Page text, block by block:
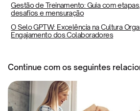
Gestão de Treinamento: Guia com
desafios e mensuração
O Selo GPTW: Excelência na Cultura
Engajamento dos Colaboradores
Continue com os seguintes